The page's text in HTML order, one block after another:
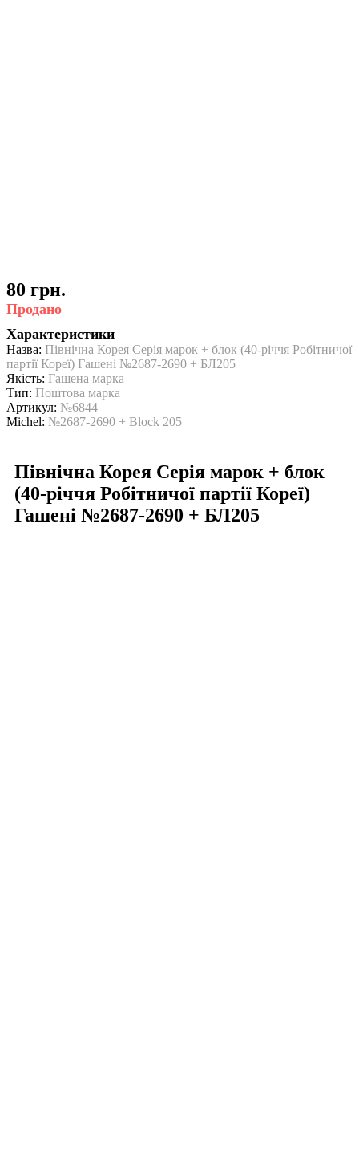
80 грн.
Продано
Характеристики
Назва: Північна Корея Серія марок + блок (40-річчя Робітничої
партії Кореї) Гашені №2687-2690 + БЛ205
Якість: Гашена марка
Тип: Поштова марка
Артикул: №6844
Michel: №2687-2690 + Block 205
Північна Корея Серія марок + блок
(40-річчя Робітничої партії Кореї)
Гашені №2687-2690 + БЛ205